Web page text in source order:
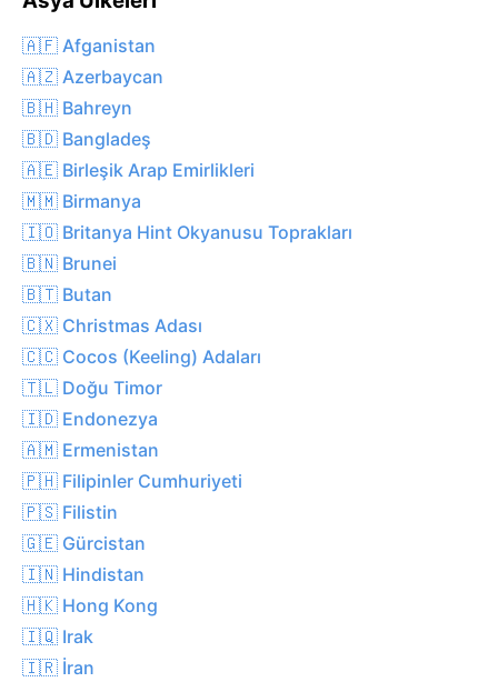
🇦🇫 Afganistan
🇦🇿 Azerbaycan
🇧🇭 Bahreyn
🇧🇩 Bangladeş
🇦🇪 Birleşik Arap Emirlikleri
🇲🇲 Birmanya
🇮🇴 Britanya Hint Okyanusu Toprakları
🇧🇳 Brunei
🇧🇹 Butan
🇨🇽 Christmas Adası
🇨🇨 Cocos (Keeling) Adaları
🇹🇱 Doğu Timor
🇮🇩 Endonezya
🇦🇲 Ermenistan
🇵🇭 Filipinler Cumhuriyeti
🇵🇸 Filistin
🇬🇪 Gürcistan
🇮🇳 Hindistan
🇭🇰 Hong Kong
🇮🇶 Irak
🇮🇷 İran